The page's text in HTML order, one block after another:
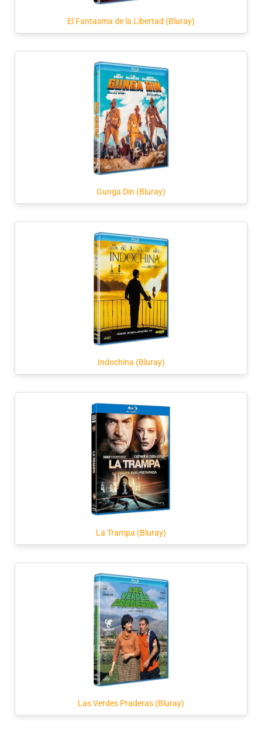
El Fantasma de la Libertad (Bluray)
Gunga Din (Bluray)
Indochina (Bluray)
La Trampa (Bluray)
Las Verdes Praderas (Bluray)